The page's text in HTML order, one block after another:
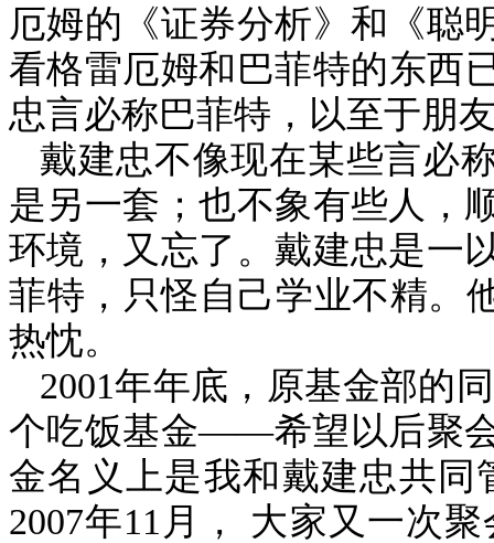
厄姆的《证券分析》和《聪
看格雷厄姆和巴菲特的东西
忠言必称巴菲特，以至于朋
戴建忠不像现在某些言必
是另一套；也不象有些人，
环境，又忘了。戴建忠是一
菲特，只怪自己学业不精。
热忱。
2001年年底，原基金部的
个吃饭基金――希望以后聚
金名义上是我和戴建忠共同
2007年11 月，
大家又一次